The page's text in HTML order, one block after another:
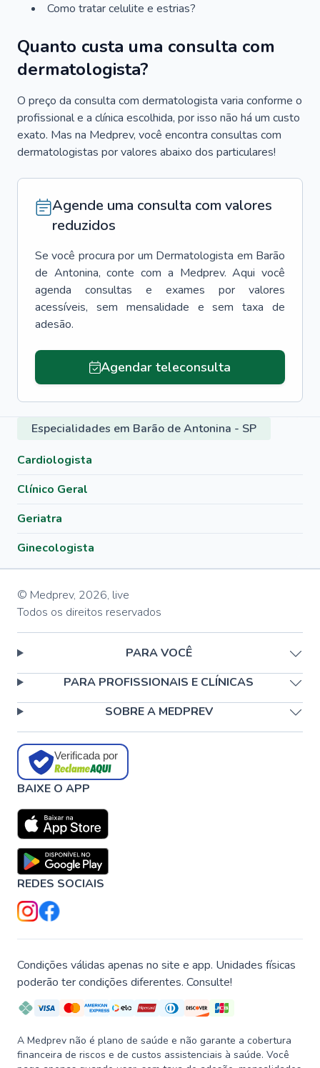
Como tratar celulite e estrias?
Quanto custa uma consulta com
dermatologista?
O preço da consulta com dermatologista varia conforme o
profissional e a clínica escolhida, por isso não há um custo
exato. Mas na Medprev, você encontra consultas com
dermatologistas por valores abaixo dos particulares!
Agende uma consulta com valores
reduzidos
Se você procura por um Dermatologista em Barão
de Antonina, conte com a Medprev. Aqui você
agenda consultas e exames por valores
acessíveis, sem mensalidade e sem taxa de
adesão.
Agendar teleconsulta
Especialidades em Barão de Antonina - SP
Cardiologista
Clínico Geral
Geriatra
Ginecologista
© Medprev, 2026, live
Todos os direitos reservados
PARA VOCÊ
PARA PROFISSIONAIS E CLÍNICAS
SOBRE A MEDPREV
Verificada por
BAIXE O APP
REDES SOCIAIS
Condições válidas apenas no site e app. Unidades físicas
poderão ter condições diferentes. Consulte!
A Medprev não é plano de saúde e não garante a cobertura
financeira de riscos e de custos assistenciais à saúde. Você